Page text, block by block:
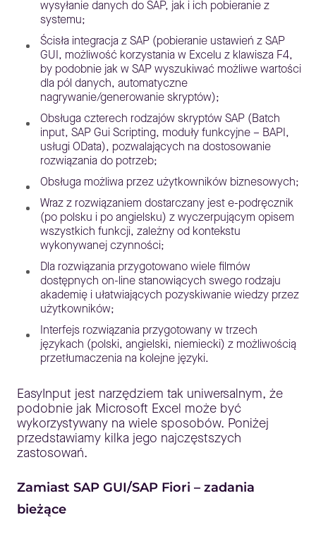
wysyłanie danych do SAP, jak i ich pobieranie z
systemu;
Ścisła integracja z SAP (pobieranie ustawień z SAP
GUI, możliwość korzystania w Excelu z klawisza F4,
by podobnie jak w SAP wyszukiwać możliwe wartości
dla pól danych, automatyczne
nagrywanie/generowanie skryptów);
Obsługa czterech rodzajów skryptów SAP (Batch
input, SAP Gui Scripting, moduły funkcyjne – BAPI,
usługi OData), pozwalających na dostosowanie
rozwiązania do potrzeb;
Obsługa możliwa przez użytkowników biznesowych;
Wraz z rozwiązaniem dostarczany jest e-podręcznik
(po polsku i po angielsku) z wyczerpującym opisem
wszystkich funkcji, zależny od kontekstu
wykonywanej czynności;
Dla rozwiązania przygotowano wiele filmów
dostępnych on-line stanowiących swego rodzaju
akademię i ułatwiających pozyskiwanie wiedzy przez
użytkowników;
Interfejs rozwiązania przygotowany w trzech
językach (polski, angielski, niemiecki) z możliwością
przetłumaczenia na kolejne języki.
EasyInput jest narzędziem tak uniwersalnym, że
podobnie jak Microsoft Excel może być
wykorzystywany na wiele sposobów. Poniżej
przedstawiamy kilka jego najczęstszych
zastosowań.
Zamiast SAP GUI/SAP Fiori – zadania
bieżące